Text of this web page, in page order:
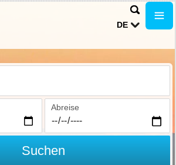
DE
Abreise
Suchen